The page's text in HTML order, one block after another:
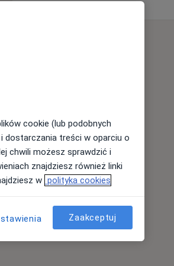
cookie (lub podobnych
dostarczania treści w oparciu o
chwili możesz sprawdzić i
znajdziesz również linki
w polityka cookies
Zaakceptuj